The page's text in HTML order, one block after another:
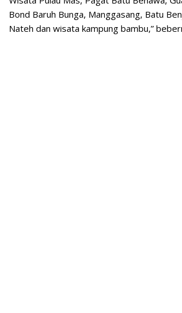
Bond Baruh Bunga, Manggasang, Batu
Nateh dan wisata kampung bambu,”